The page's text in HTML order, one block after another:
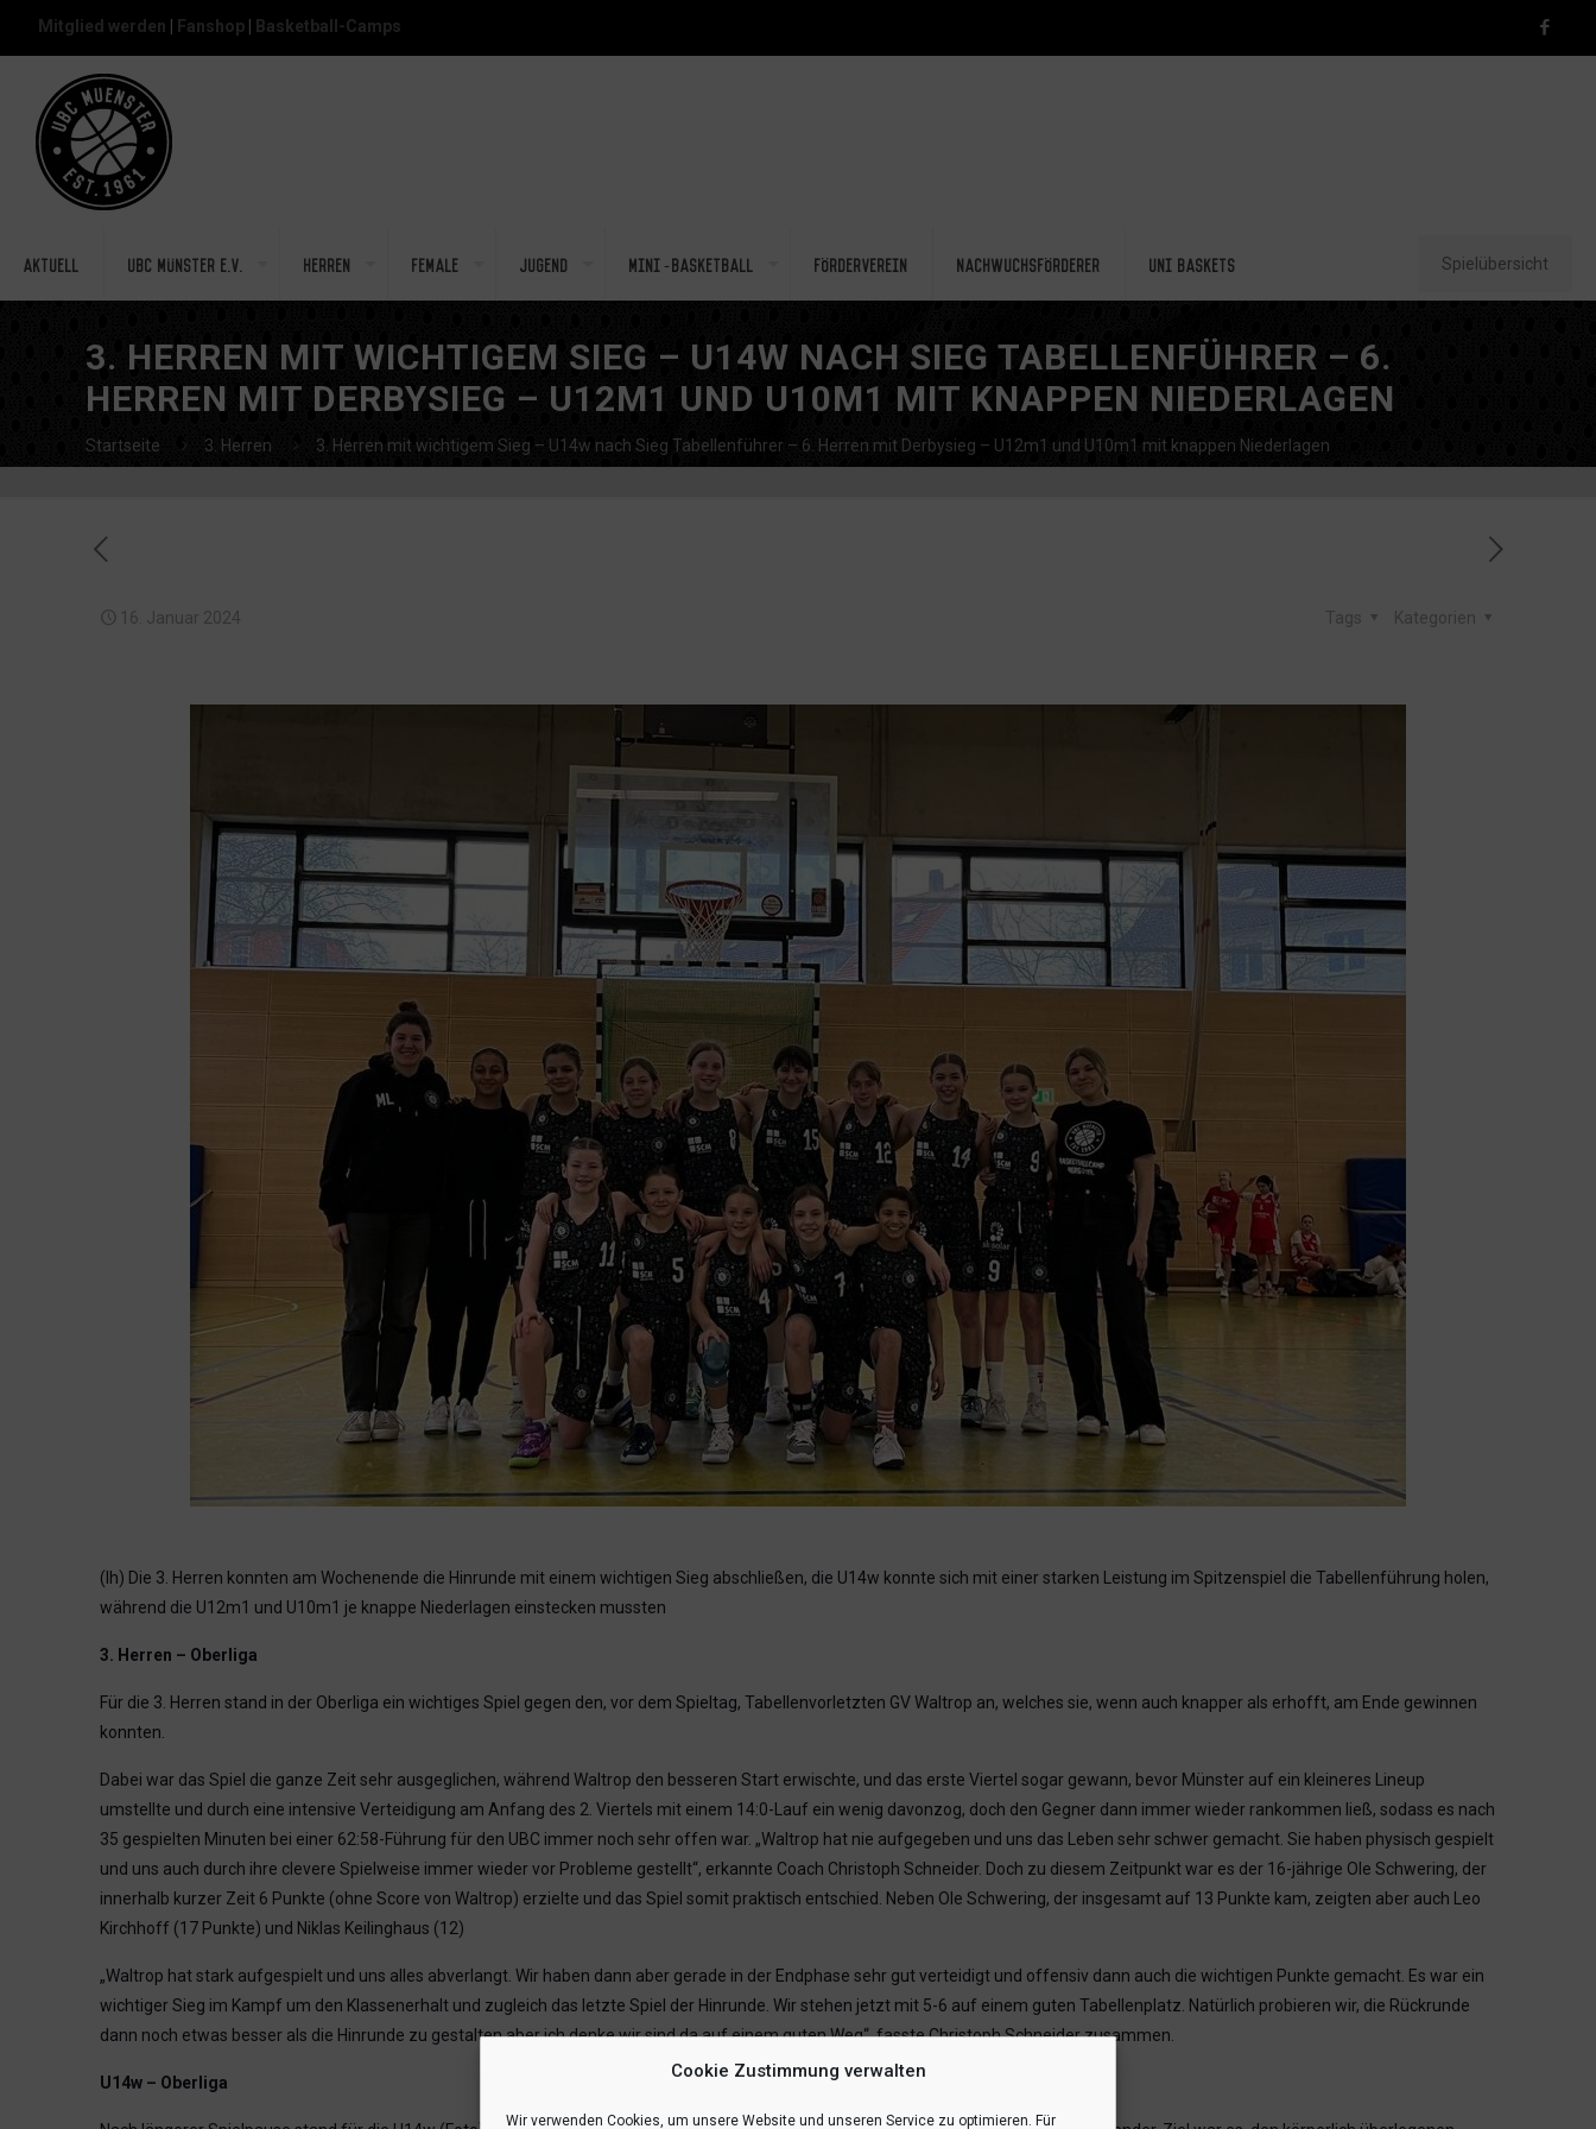
Cookie Zustimmung verwalten
Wir verwenden Cookies, um unsere Website und unseren Service zu optimieren. Für
Mitglied werden Fanshop Basketball-Camps
Aktuell UBC Münster e.V. Herren Female Jugend Mini-Basketball Förderverein Nachwuchsförderer Uni Baskets Spielübersicht
3. HERREN MIT WICHTIGEM SIEG – U14W NACH SIEG TABELLENFÜHRER – 6.
HERREN MIT DERBYSIEG – U12M1 UND U10M1 MIT KNAPPEN NIEDERLAGEN
Startseite 3. Herren 3. Herren mit wichtigem Sieg – U14w nach Sieg Tabellenführer – 6. Herren mit Derbysieg – U12m1 und U10m1 mit knappen Niederlagen
16. Januar 2024 Kategorien
Tags
(lh) Die 3. Herren konnten am Wochenende die Hinrunde mit einem wichtigen Sieg abschließen, die U14w konnte sich mit einer starken Leistung im Spitzenspiel die Tabellenführung holen,
während die U12m1 und U10m1 je knappe Niederlagen einstecken mussten
3. Herren – Oberliga
Für die 3. Herren stand in der Oberliga ein wichtiges Spiel gegen den, vor dem Spieltag, Tabellenvorletzten GV Waltrop an, welches sie, wenn auch knapper als erhofft, am Ende gewinnen
konnten.
Dabei war das Spiel die ganze Zeit sehr ausgeglichen, während Waltrop den besseren Start erwischte, und das erste Viertel sogar gewann, bevor Münster auf ein kleineres Lineup
umstellte und durch eine intensive Verteidigung am Anfang des 2. Viertels mit einem 14:0-Lauf ein wenig davonzog, doch den Gegner dann immer wieder rankommen ließ, sodass es nach
35 gespielten Minuten bei einer 62:58-Führung für den UBC immer noch sehr offen war. „Waltrop hat nie aufgegeben und uns das Leben sehr schwer gemacht. Sie haben physisch gespielt
und uns auch durch ihre clevere Spielweise immer wieder vor Probleme gestellt“, erkannte Coach Christoph Schneider. Doch zu diesem Zeitpunkt war es der 16-jährige Ole Schwering, der
innerhalb kurzer Zeit 6 Punkte (ohne Score von Waltrop) erzielte und das Spiel somit praktisch entschied. Neben Ole Schwering, der insgesamt auf 13 Punkte kam, zeigten aber auch Leo
Kirchhoff (17 Punkte) und Niklas Keilinghaus (12)
„Waltrop hat stark aufgespielt und uns alles abverlangt. Wir haben dann aber gerade in der Endphase sehr gut verteidigt und offensiv dann auch die wichtigen Punkte gemacht. Es war ein
wichtiger Sieg im Kampf um den Klassenerhalt und zugleich das letzte Spiel der Hinrunde. Wir stehen jetzt mit 5-6 auf einem guten Tabellenplatz. Natürlich probieren wir, die Rückrunde
dann noch etwas besser als die Hinrunde zu gestalten aber ich denke wir sind da auf einem guten Weg“, fasste Christoph Schneider zusammen.
U14w – Oberliga